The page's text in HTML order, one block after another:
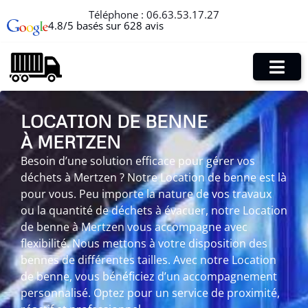
Téléphone : 06.63.53.17.27
4.8/5 basés sur 628 avis
LOCATION DE BENNE
À MERTZEN
Besoin d’une solution efficace pour gérer vos
déchets à Mertzen ? Notre Location de benne est là
pour vous. Peu importe la nature de vos travaux
ou la quantité de déchets à évacuer, notre Location
de benne à Mertzen vous accompagne avec
flexibilité. Nous mettons à votre disposition des
bennes de différentes tailles. Avec notre Location
de benne, vous bénéficiez d’un accompagnement
personnalisé. Optez pour un service de proximité,